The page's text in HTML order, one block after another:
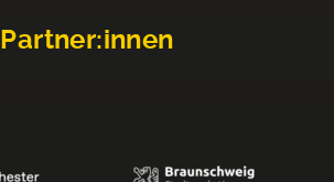
Partner:innen